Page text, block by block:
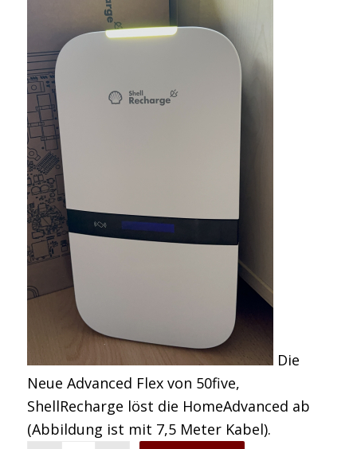
Die
Neue Advanced Flex von 50five,
ShellRecharge löst die HomeAdvanced ab
(Abbildung ist mit 7,5 Meter Kabel).